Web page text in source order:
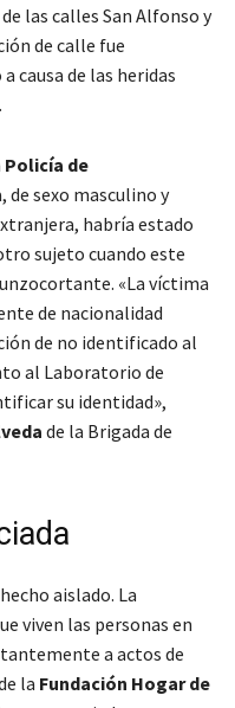
las calles San Alfonso y
de calle fue
causa de las heridas
Policía de
de sexo masculino y
habría estado
sujeto cuando este
«La víctima
de nacionalidad
de no identificado al
al Laboratorio de
su identidad»,
de la Brigada de
aislado. La
viven las personas en
a actos de
la Fundación Hogar de